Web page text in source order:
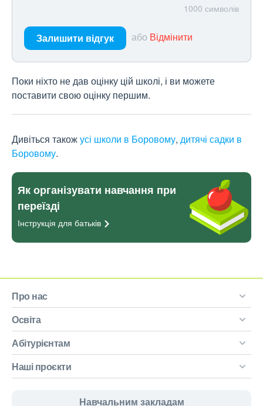
1000 символів
Залишити відгук або Відмінити
Поки ніхто не дав оцінку цій школі, і ви можете
поставити свою оцінку першим.
Дивіться такожусі школи в Боровому, дитячі садки в
Боровому.
Як організувати навчання при
переїзді
Інструкція для батьків
Про нас
Освіта
Абітурієнтам
Наші проєкти
Навчальним закладам